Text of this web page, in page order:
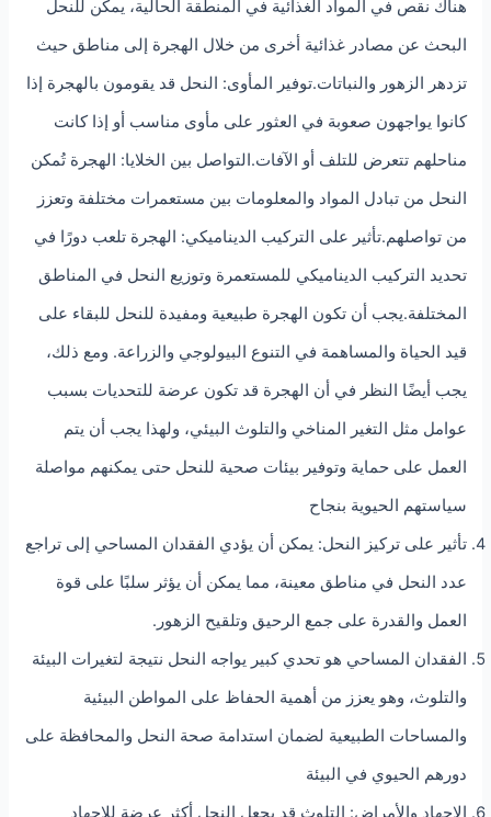
هناك نقص في المواد الغذائية في المنطقة الحالية، يمكن للنحل
البحث عن مصادر غذائية أخرى من خلال الهجرة إلى مناطق حيث
تزدهر الزهور والنباتات.توفير المأوى: النحل قد يقومون بالهجرة إذا
كانوا يواجهون صعوبة في العثور على مأوى مناسب أو إذا كانت
مناحلهم تتعرض للتلف أو الآفات.التواصل بين الخلايا: الهجرة تُمكن
النحل من تبادل المواد والمعلومات بين مستعمرات مختلفة وتعزز
من تواصلهم.تأثير على التركيب الديناميكي: الهجرة تلعب دورًا في
تحديد التركيب الديناميكي للمستعمرة وتوزيع النحل في المناطق
المختلفة.يجب أن تكون الهجرة طبيعية ومفيدة للنحل للبقاء على
قيد الحياة والمساهمة في التنوع البيولوجي والزراعة. ومع ذلك،
يجب أيضًا النظر في أن الهجرة قد تكون عرضة للتحديات بسبب
عوامل مثل التغير المناخي والتلوث البيئي، ولهذا يجب أن يتم
العمل على حماية وتوفير بيئات صحية للنحل حتى يمكنهم مواصلة
سياستهم الحيوية بنجاح
تأثير على تركيز النحل: يمكن أن يؤدي الفقدان المساحي إلى تراجع
عدد النحل في مناطق معينة، مما يمكن أن يؤثر سلبًا على قوة
العمل والقدرة على جمع الرحيق وتلقيح الزهور.
الفقدان المساحي هو تحدي كبير يواجه النحل نتيجة لتغيرات البيئة
والتلوث، وهو يعزز من أهمية الحفاظ على المواطن البيئية
والمساحات الطبيعية لضمان استدامة صحة النحل والمحافظة على
دورهم الحيوي في البيئة
الإجهاد والأمراض: التلوث قد يجعل النحل أكثر عرضة للإجهاد